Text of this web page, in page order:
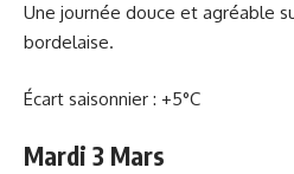
Une journée douce et agréable
bordelaise.
Écart saisonnier : +5°C
Mardi 3 Mars